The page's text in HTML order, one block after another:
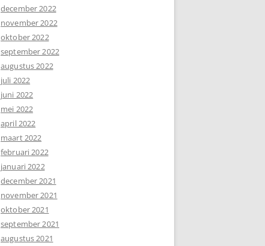
december 2022
november 2022
oktober 2022
september 2022
augustus 2022
juli 2022
juni 2022
mei 2022
april 2022
maart 2022
februari 2022
januari 2022
december 2021
november 2021
oktober 2021
september 2021
augustus 2021